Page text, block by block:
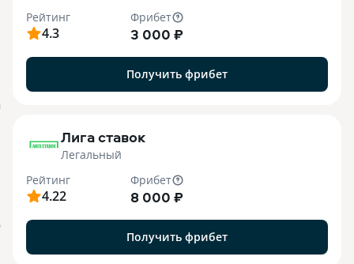
Рейтинг
4.3
Фрибет
3 000 ₽
Получить фрибет
Лига ставок
Легальный
Рейтинг
4.22
Фрибет
8 000 ₽
Получить фрибет